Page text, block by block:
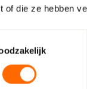
of die ze hebben